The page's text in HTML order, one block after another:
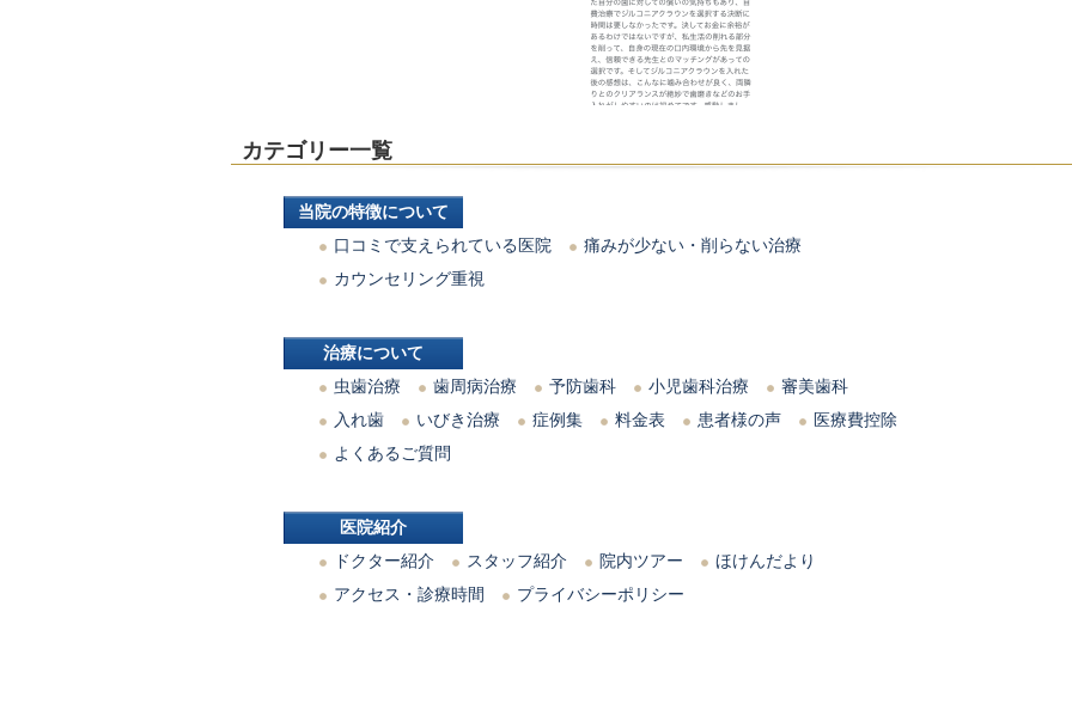
カテゴリー一覧
当院の特徴について
口コミで支えられている医院
痛みが少ない・削らない治療
カウンセリング重視
治療について
虫歯治療
歯周病治療 予防歯科 小児歯科治療
審美歯科
入れ歯
いびき治療 症例集 料金表 患者様の声
医療費控除
よくあるご質問
医院紹介
ドクター紹介
スタッフ紹介 院内ツアー
ほけんだより
アクセス・診療時間
プライバシーポリシー